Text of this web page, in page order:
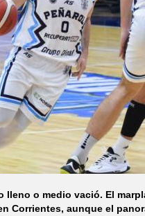
lleno o medio vació. El
Corrientes, aunque el